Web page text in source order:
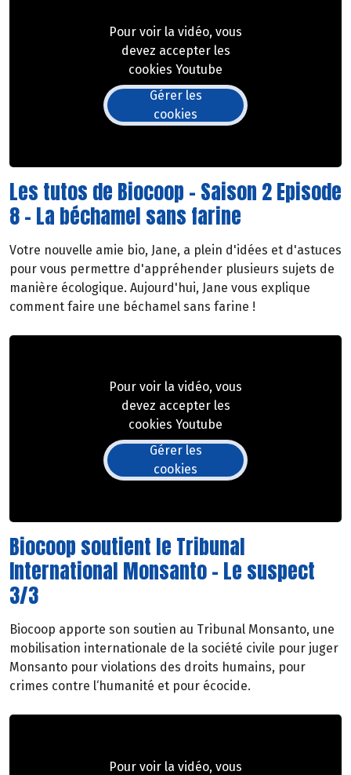
Pour voir la vidéo, vous
devez accepter les
cookies Youtube
Gérer les
cookies
Les tutos de Biocoop - Saison 2 Episode
8 - La béchamel sans farine
Votre nouvelle amie bio, Jane, a plein d'idées et d'astuces
pour vous permettre d'appréhender plusieurs sujets de
manière écologique. Aujourd'hui, Jane vous explique
comment faire une béchamel sans farine !
Pour voir la vidéo, vous
devez accepter les
cookies Youtube
Gérer les
cookies
Biocoop soutient le Tribunal
International Monsanto - Le suspect
3/3
Biocoop apporte son soutien au Tribunal Monsanto, une
mobilisation internationale de la société civile pour juger
Monsanto pour violations des droits humains, pour
crimes contre l‘humanité et pour écocide.
Pour voir la vidéo, vous